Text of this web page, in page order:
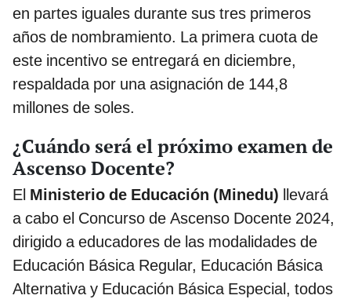
en partes iguales durante sus tres primeros
años de nombramiento. La primera cuota de
este incentivo se entregará en diciembre,
respaldada por una asignación de 144,8
millones de soles.
¿Cuándo será el próximo examen de
Ascenso Docente?
El Ministerio de Educación (Minedu) llevará
a cabo el Concurso de Ascenso Docente 2024,
dirigido a educadores de las modalidades de
Educación Básica Regular, Educación Básica
Alternativa y Educación Básica Especial, todos